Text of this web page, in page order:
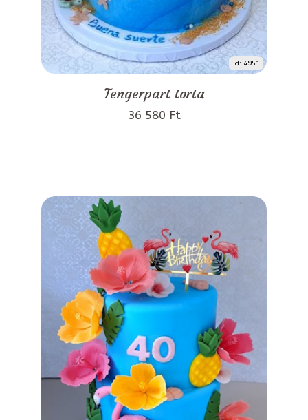
id: 4951
Tengerpart torta
36 580 Ft